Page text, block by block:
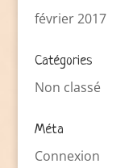
février 2017
Catégories
Non classé
Méta
Connexion